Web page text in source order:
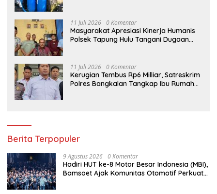
11 Juli 2026 0 Komentar
Masyarakat Apresiasi Kinerja Humanis
Polsek Tapung Hulu Tangani Dugaan
11 Juli 2026 0 Komentar
Kerugian Tembus Rp6 Milliar, Satreskrim
Polres Bangkalan Tangkap Ibu Rumah
Berita Terpopuler
9 Agustus 2026 0 Komentar
Hadiri HUT ke-8 Motor Besar Indonesia (MBI),
Bamsoet Ajak Komunitas Otomotif Perkuat